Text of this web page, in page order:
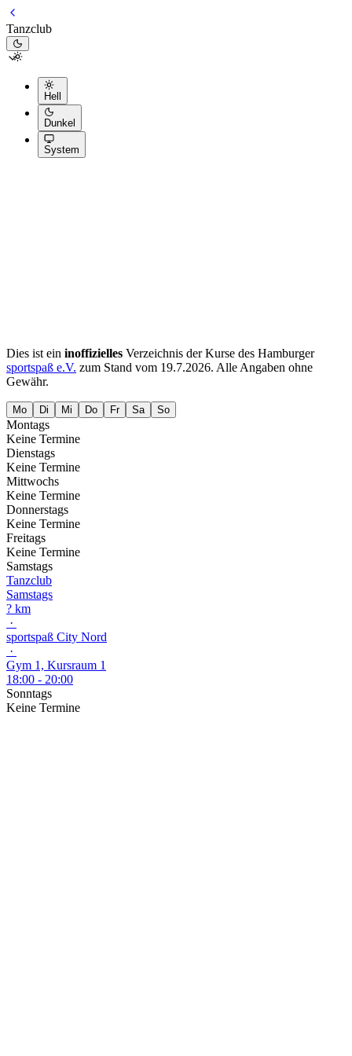
Tanzclub
Hell
Dunkel
System
Dies ist ein inoffizielles Verzeichnis der Kurse des Hamburger
sportspaß e.V. zum Stand vom 19.7.2026. Alle Angaben ohne
Gewähr.
Mo Di Mi Do Fr Sa So
Montags
Keine Termine
Dienstags
Keine Termine
Mittwochs
Keine Termine
Donnerstags
Keine Termine
Freitags
Keine Termine
Samstags
Tanzclub
Samstags
? km
·
sportspaß City Nord
·
Gym 1, Kursraum 1
18:00 - 20:00
Sonntags
Keine Termine